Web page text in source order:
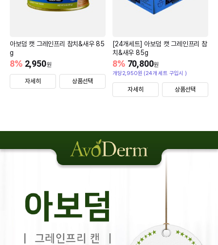
아보덤 캣 그레인프리 참치&새우 85
g
2,950원
8%
자세히 상품선택
[24개세트] 아보덤 캣 그레인프리 참
치&새우 85g
70,800원
8%
개당2,950원 (24개 세트 구입시 )
자세히 상품선택